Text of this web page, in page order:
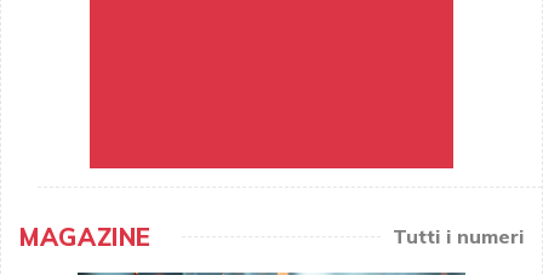
MAGAZINE Tutti i numeri